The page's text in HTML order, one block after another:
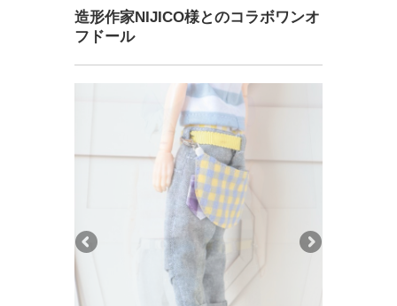
造形作家NIJICO様とのコラボワンオ
フドール